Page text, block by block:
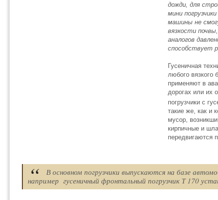
дожди, для
мини
машины не
вязкости
аналогов
способствует
Гусеничная
любого вязкого
применяют в
дорогах или их
погрузчики с
такие же, как и
мусор,
кирпичные и
передвигаются
В основном погрузчики выпускаются на базе
например гусеничный фронтальный погрузчик Т 170